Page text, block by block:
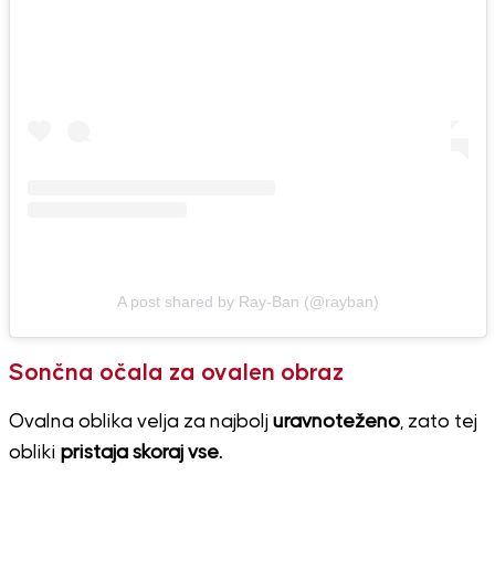
A post shared by Ray-Ban (@rayban)
Sončna očala za ovalen obraz
Ovalna oblika velja za najbolj uravnoteženo, zato tej
obliki pristaja skoraj vse.